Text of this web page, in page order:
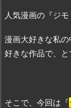
人気漫画の『ジ
漫画大好きな私
好きな作品で、
そこで、今回は『